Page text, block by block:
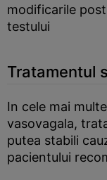
modificarile
testului
Tratamentul
In cele mai
vasovagala,
putea stabili
pacientului